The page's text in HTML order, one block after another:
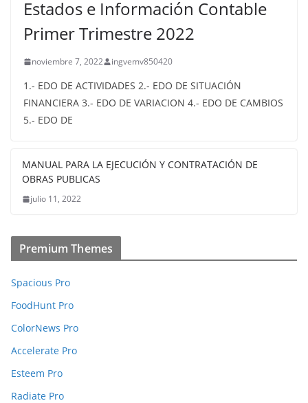
Estados e Información Contable
Primer Trimestre 2022
noviembre 7, 2022 ingvemv850420
1.- EDO DE ACTIVIDADES 2.- EDO DE SITUACIÓN
FINANCIERA 3.- EDO DE VARIACION 4.- EDO DE CAMBIOS
5.- EDO DE
MANUAL PARA LA EJECUCIÓN Y CONTRATACIÓN DE
OBRAS PUBLICAS
julio 11, 2022
Premium Themes
Spacious Pro
FoodHunt Pro
ColorNews Pro
Accelerate Pro
Esteem Pro
Radiate Pro